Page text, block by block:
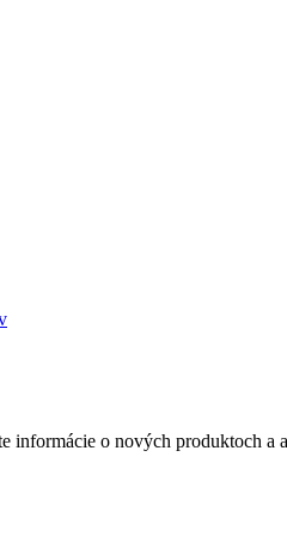
informácie o nových produktoch a